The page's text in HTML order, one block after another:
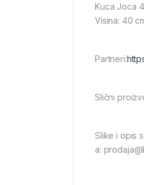
Kuca Joca
Visina: 40
Partneri:
Slični
Slike i opis
a: